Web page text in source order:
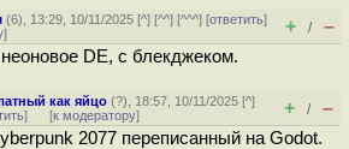
(6), 13:29, 10/11/2025 [^] [^^] [^^^] [ответить]
] + / –
DE, с блекджеком.
как яйцо (?), 18:57, 10/11/2025 [^]
] [к модератору] + / –
2077 переписанный на Godot.